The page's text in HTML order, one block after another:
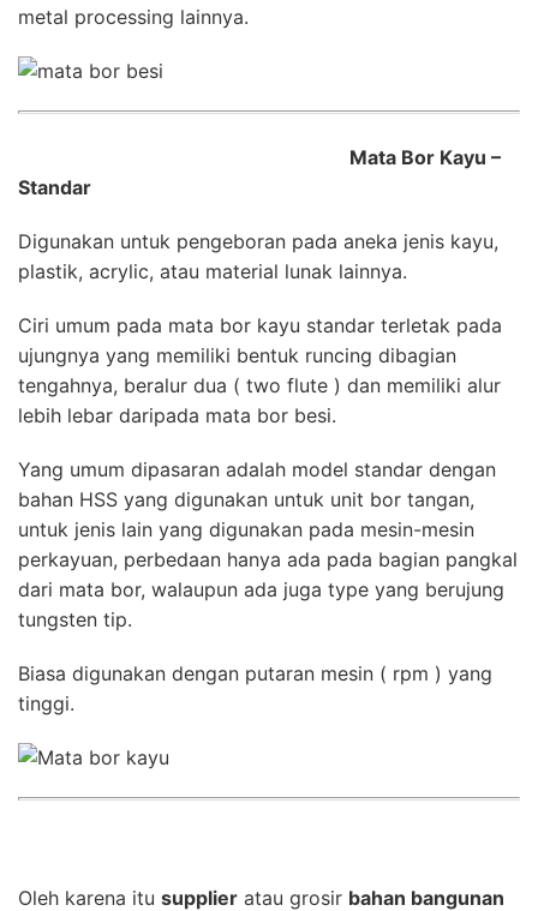
metal processing lainnya.
Mata Bor Kayu –
Standar
Digunakan untuk pengeboran pada aneka jenis kayu,
plastik, acrylic, atau material lunak lainnya.
Ciri umum pada mata bor kayu standar terletak pada
ujungnya yang memiliki bentuk runcing dibagian
tengahnya, beralur dua ( two flute ) dan memiliki alur
lebih lebar daripada mata bor besi.
Yang umum dipasaran adalah model standar dengan
bahan HSS yang digunakan untuk unit bor tangan,
untuk jenis lain yang digunakan pada mesin-mesin
perkayuan, perbedaan hanya ada pada bagian pangkal
dari mata bor, walaupun ada juga type yang berujung
tungsten tip.
Biasa digunakan dengan putaran mesin ( rpm ) yang
tinggi.
Oleh karena itu supplier atau grosir bahan bangunan